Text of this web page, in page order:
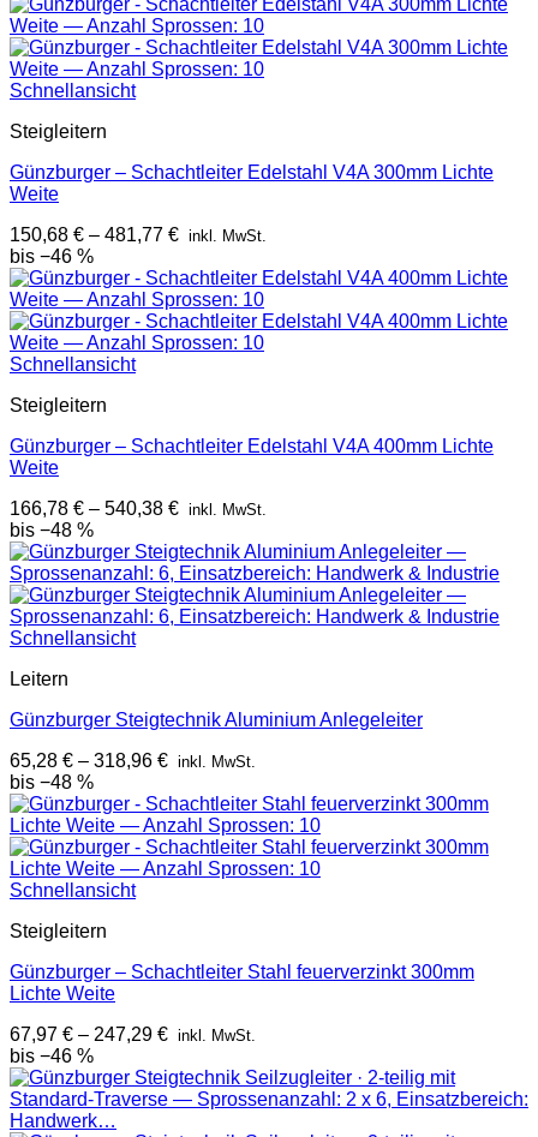
Schnellansicht
Steigleitern
Günzburger – Schachtleiter Edelstahl V4A 300mm Lichte
Weite
150,68 € – 481,77 € inkl. MwSt.
bis −46 %
Schnellansicht
Steigleitern
Günzburger – Schachtleiter Edelstahl V4A 400mm Lichte
Weite
166,78 € – 540,38 € inkl. MwSt.
bis −48 %
Schnellansicht
Leitern
Günzburger Steigtechnik Aluminium Anlegeleiter
65,28 € – 318,96 € inkl. MwSt.
bis −48 %
Schnellansicht
Steigleitern
Günzburger – Schachtleiter Stahl feuerverzinkt 300mm
Lichte Weite
67,97 € – 247,29 € inkl. MwSt.
bis −46 %